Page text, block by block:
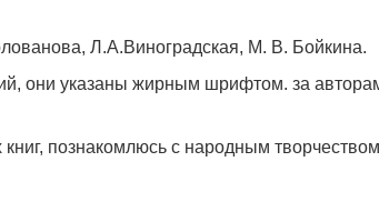
Л.А.Виноградская, М. В. Бойкина.
они указаны жирным шрифтом. за
познакомлюсь с народным